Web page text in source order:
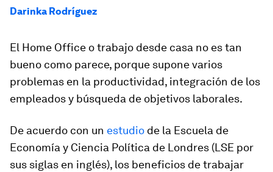
Darinka Rodríguez
El Home Office o trabajo desde casa no es tan
bueno como parece, porque supone varios
problemas en la productividad, integración de los
empleados y búsqueda de objetivos laborales.
De acuerdo con un estudio de la Escuela de
Economía y Ciencia Política de Londres (LSE por
sus siglas en inglés), los beneficios de trabajar